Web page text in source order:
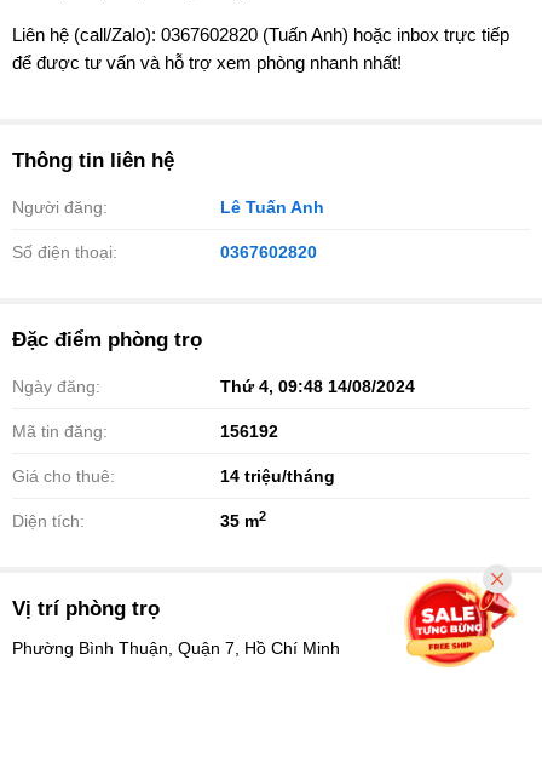
Liên hệ (call/Zalo): 0367602820 (Tuấn Anh) hoặc inbox trực tiếp
để được tư vấn và hỗ trợ xem phòng nhanh nhất!
Thông tin liên hệ
Người đăng: Lê Tuấn Anh
Số điện thoại: 0367602820
Đặc điểm phòng trọ
Ngày đăng: Thứ 4, 09:48 14/08/2024
Mã tin đăng: 156192
Giá cho thuê: 14 triệu/tháng
Diện tích: 35 m2
Vị trí phòng trọ
Phường Bình Thuận, Quận 7, Hồ Chí Minh